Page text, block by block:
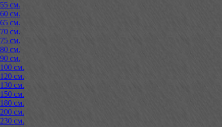
55 см.
60 см.
65 см.
70 см.
75 см.
80 см.
90 см.
100 см.
120 см.
130 см.
150 см.
180 см.
200 см.
230 см.